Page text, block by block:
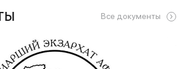
Все документы